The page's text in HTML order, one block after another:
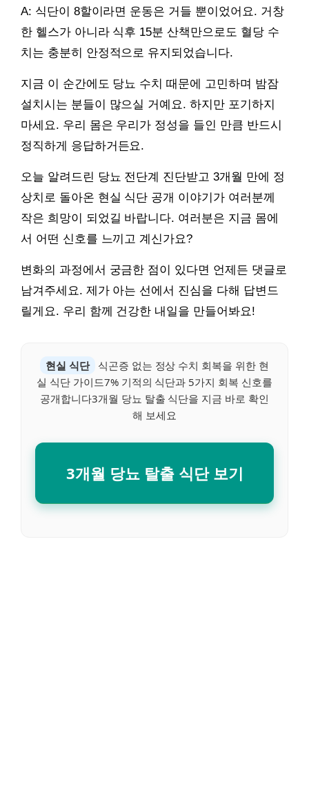
A: 식단이 8할이라면 운동은 거들 뿐이었어요. 거창
한 헬스가 아니라 식후 15분 산책만으로도 혈당 수
치는 충분히 안정적으로 유지되었습니다.
지금 이 순간에도 당뇨 수치 때문에 고민하며 밤잠
설치시는 분들이 많으실 거예요. 하지만 포기하지
마세요. 우리 몸은 우리가 정성을 들인 만큼 반드시
정직하게 응답하거든요.
오늘 알려드린 당뇨 전단계 진단받고 3개월 만에 정
상치로 돌아온 현실 식단 공개 이야기가 여러분께
작은 희망이 되었길 바랍니다. 여러분은 지금 몸에
서 어떤 신호를 느끼고 계신가요?
변화의 과정에서 궁금한 점이 있다면 언제든 댓글로
남겨주세요. 제가 아는 선에서 진심을 다해 답변드
릴게요. 우리 함께 건강한 내일을 만들어봐요!
현실 식단
식곤증 없는 정상 수치 회복을 위한 현
실 식단 가이드7% 기적의 식단과 5가지 회복 신호를
공개합니다3개월 당뇨 탈출 식단을 지금 바로 확인
해 보세요
3개월 당뇨 탈출 식단 보기